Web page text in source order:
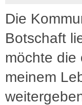
Die
Botschaft
möchte die
meinem